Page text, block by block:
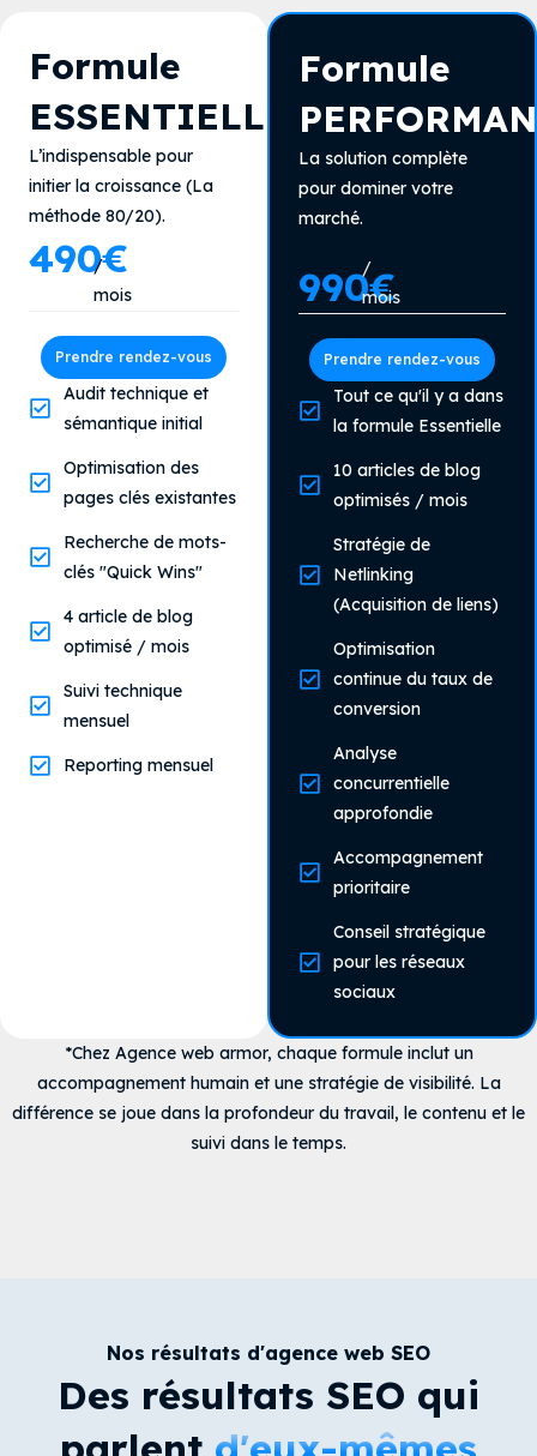
Formule
ESSENTIELLE
L’indispensable pour
initier la croissance (La
méthode 80/20).
490€
/
mois
Audit technique et
sémantique initial
Optimisation des
pages clés existantes
Recherche de mots-
clés "Quick Wins"
4 article de blog
optimisé / mois
Suivi technique
mensuel
Reporting mensuel
Prendre rendez-vous
Formule
La solution complète
pour dominer votre
marché.
990€
/
mois
Tout ce qu'il y a dans
la formule Essentielle
10 articles de blog
optimisés / mois
Stratégie de
Netlinking
(Acquisition de liens)
Optimisation
continue du taux de
conversion
Analyse
concurrentielle
approfondie
Accompagnement
prioritaire
Conseil stratégique
pour les réseaux
sociaux
Prendre rendez-vous
*Chez Agence web armor, chaque formule inclut un
accompagnement humain et une stratégie de visibilité. La
différence se joue dans la profondeur du travail, le contenu et le
suivi dans le temps.
Nos résultats d'agence web SEO
Des résultats SEO qui